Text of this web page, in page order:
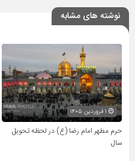
نوشته های مشابه
حرم مطهر امام رضا (ع) در لحظه تحویل
سال